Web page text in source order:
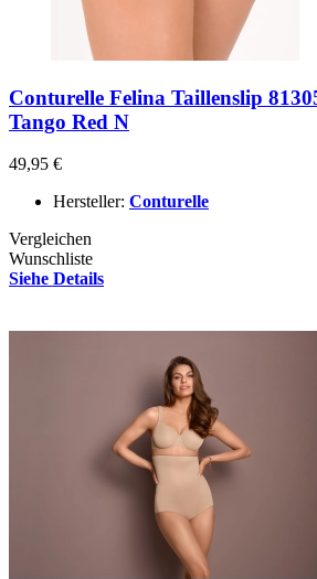
Conturelle Felina Taillenslip
Tango Red N
49,95 €
Hersteller: Conturelle
Vergleichen
Wunschliste
Siehe Details